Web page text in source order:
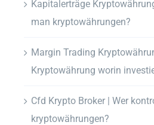
Kapitalerträge
man kryptowährungen?
Margin Trading
Kryptowährung worin
Cfd Krypto Broker | Wer
kryptowährungen?